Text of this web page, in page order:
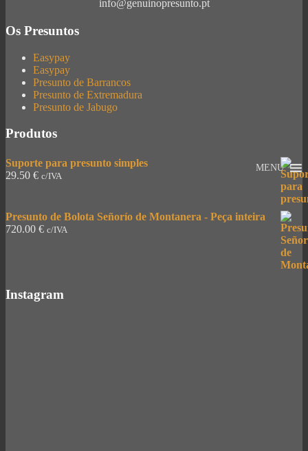
MENU
info@genuinopresunto.pt
Os Presuntos
Easypay
Easypay
Presunto de Barrancos
Presunto de Extremadura
Presunto de Jabugo
Produtos
Suporte para presunto simples
29.50 € c/IVA
Presunto de Bolota Señorío de Montanera - Peça inteira
720.00 € c/IVA
Instagram